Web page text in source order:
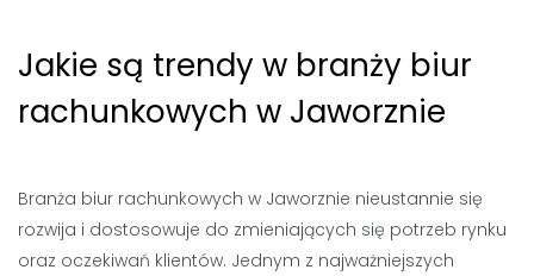
Jakie są trendy w branży biur
rachunkowych w Jaworznie
Branża biur rachunkowych w Jaworznie nieustannie się
rozwija i dostosowuje do zmieniających się potrzeb rynku
oraz oczekiwań klientów. Jednym z najważniejszych